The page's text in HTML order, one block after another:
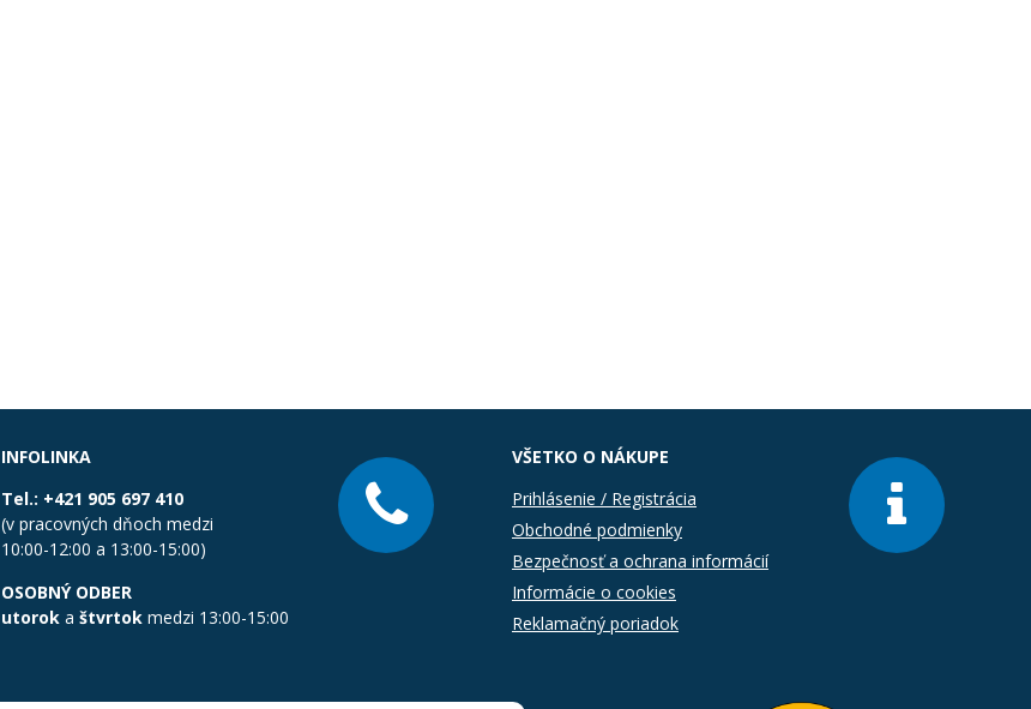
INFOLINKA
Tel.: +421 905 697 410
(v pracovných dňoch medzi
10:00-12:00 a 13:00-15:00)
OSOBNÝ ODBER
utorok a štvrtok medzi 13:00-15:00
VŠETKO O NÁKUPE
Prihlásenie / Registrácia
Obchodné podmienky
Bezpečnosť a ochrana informácií
Informácie o cookies
Reklamačný poriadok